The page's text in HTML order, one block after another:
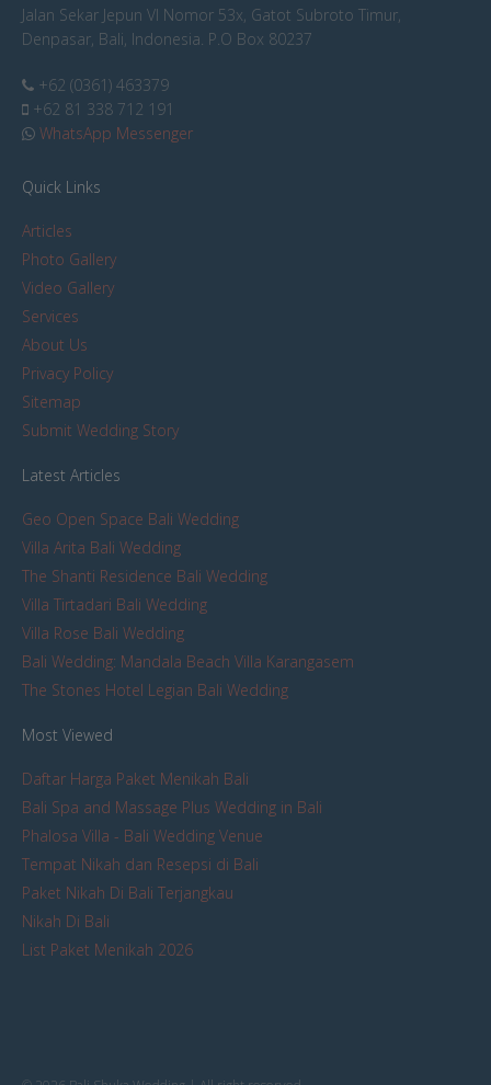
Jalan Sekar Jepun VI Nomor 53x, Gatot Subroto Timur,
Denpasar, Bali, Indonesia. P.O Box 80237
+62 (0361) 463379
+62 81 338 712 191
WhatsApp Messenger
Quick Links
Articles
Photo Gallery
Video Gallery
Services
About Us
Privacy Policy
Sitemap
Submit Wedding Story
Latest Articles
Geo Open Space Bali Wedding
Villa Arita Bali Wedding
The Shanti Residence Bali Wedding
Villa Tirtadari Bali Wedding
Villa Rose Bali Wedding
Bali Wedding: Mandala Beach Villa Karangasem
The Stones Hotel Legian Bali Wedding
Most Viewed
Daftar Harga Paket Menikah Bali
Bali Spa and Massage Plus Wedding in Bali
Phalosa Villa - Bali Wedding Venue
Tempat Nikah dan Resepsi di Bali
Paket Nikah Di Bali Terjangkau
Nikah Di Bali
List Paket Menikah 2026